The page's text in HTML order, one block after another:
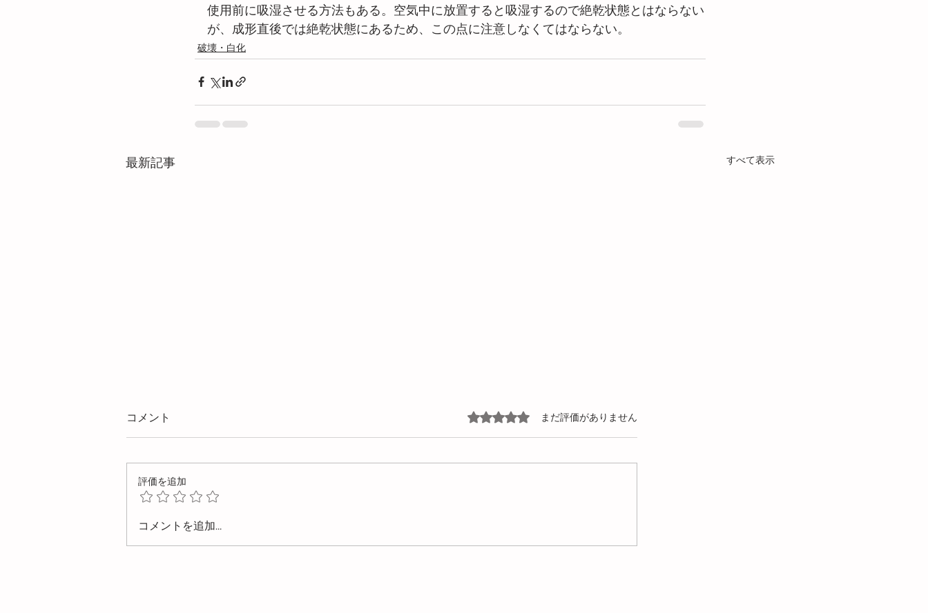
使用前に吸湿させる方法もある。空気中に放置すると吸湿するので絶乾状態とはならない
が、成形直後では絶乾状態にあるため、この点に注意しなくてはならない。
破壊・白化
最新記事 すべて表示
ランナーロックピン（Zピ
コメント 5つ星のうち0と評価されています。
まだ評価がありません
評価を追加
コメントを追加…